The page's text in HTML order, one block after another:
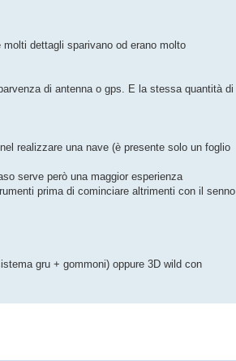
dettagli sparivano od erano molto
di antenna o gps. E la stessa quantità di
realizzare una nave (è presente solo un foglio
serve però una maggior esperienza
prima di cominciare altrimenti con il senno
gru + gommoni) oppure 3D wild con